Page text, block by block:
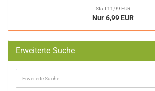
Statt 11,99 EUR
Nur 6,99 EUR
Erweiterte Suche
Suche